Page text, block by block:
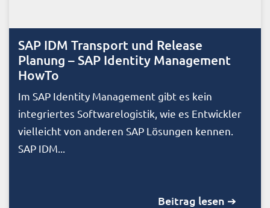
SAP IDM Transport und Release
Planung – SAP Identity Management
HowTo
Im SAP Identity Management gibt es kein
integriertes Softwarelogistik, wie es Entwickler
vielleicht von anderen SAP Lösungen kennen.
SAP IDM...
Beitrag lesen ➔